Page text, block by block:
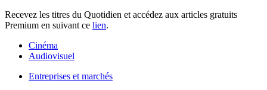
Recevez les titres du Quotidien et accédez aux articles gratuits
Premium en suivant ce lien.
Cinéma
Audiovisuel
Entreprises et marchés